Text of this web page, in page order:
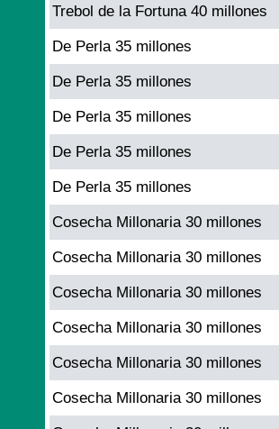
Trebol de la Fortuna 40 millones
De Perla 35 millones
De Perla 35 millones
De Perla 35 millones
De Perla 35 millones
De Perla 35 millones
Cosecha Millonaria 30 millones
Cosecha Millonaria 30 millones
Cosecha Millonaria 30 millones
Cosecha Millonaria 30 millones
Cosecha Millonaria 30 millones
Cosecha Millonaria 30 millones